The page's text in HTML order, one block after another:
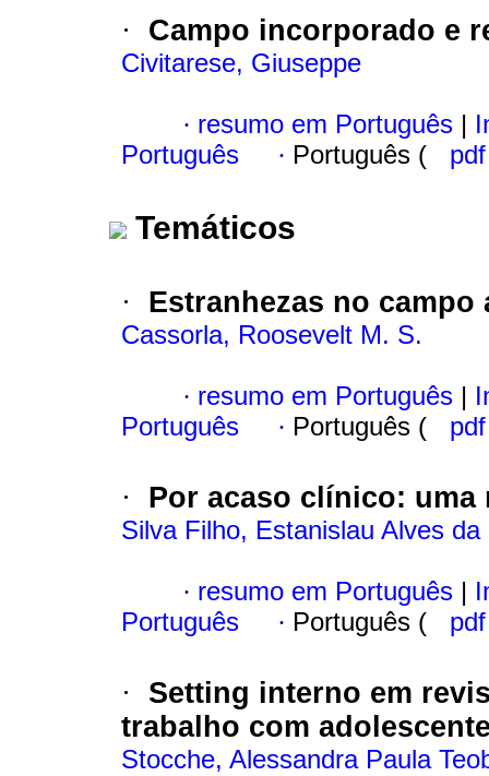
· Campo incorporado e
Civitarese, Giuseppe
· resumo em Português |
Português
· Português (
Temáticos
· Estranhezas no campo
Cassorla, Roosevelt M. S.
· resumo em Português |
Português
· Português (
· Por acaso clínico: uma
Silva Filho, Estanislau Alves da
· resumo em Português |
Português
· Português (
·
Setting interno em
trabalho com
Stocche, Alessandra Paula